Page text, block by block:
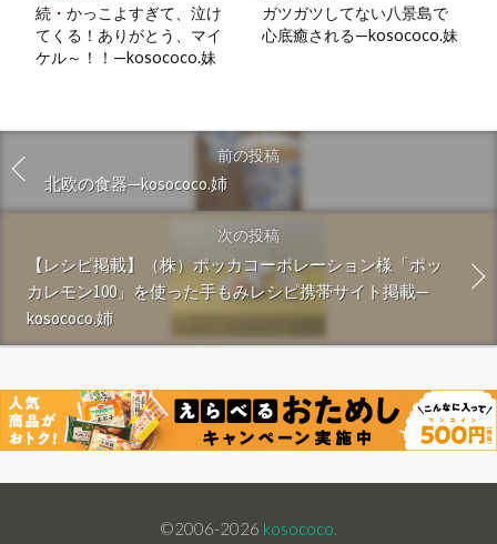
続・かっこよすぎて、泣け
てくる！ありがとう、マイ
ケル～！！—kosococo.妹
ガツガツしてない八景島で
心底癒される—kosococo.妹
前の投稿
北欧の食器—kosococo.姉
次の投稿
【レシピ掲載】（株）ポッカコーポレーション様「ポッ
カレモン100」を使った手もみレシピ携帯サイト掲載—
kosococo.姉
©2006-2026 kosococo.